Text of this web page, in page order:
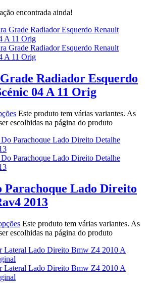
encontrada ainda!
Radiador Esquerdo
04 A 11 Orig
Este produto tem várias variantes. As
escolhidas na página do produto
Parachoque Lado Direito
2013
Este produto tem várias variantes. As
escolhidas na página do produto